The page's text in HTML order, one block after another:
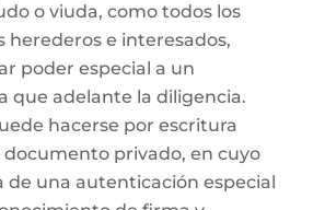
o viuda, como todos los
herederos e interesados,
poder especial a un
que adelante la diligencia.
hacerse por escritura
documento privado, en cuyo
de una autenticación especial